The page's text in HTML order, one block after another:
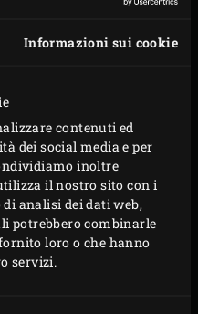
Informazioni sui cookie
contenuti ed
dei social media e per
inoltre
il nostro sito con i
analisi dei dati web,
potrebbero combinarle
loro o che hanno
servizi.
Green Egg e riscaldate,
per la lunghezza,
del verde dei cipollotti.
longitudinale in fette
le foglie verdi del pak
solo i gambi.
i cipollotti e le